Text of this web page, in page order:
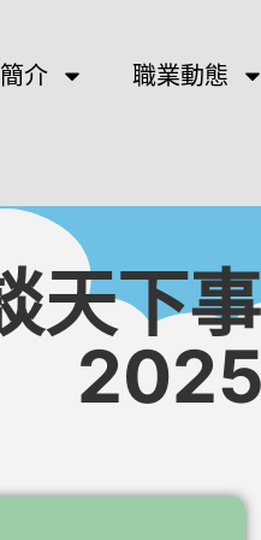
介 職業動態
天下